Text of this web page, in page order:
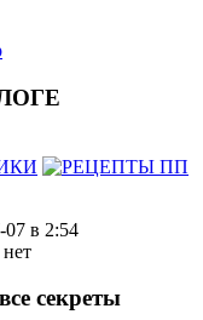
07 в 2:54
секреты